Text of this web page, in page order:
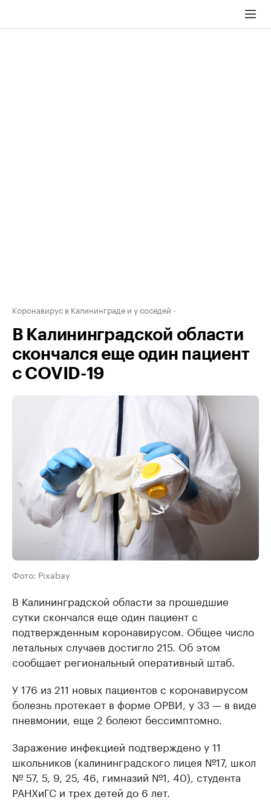
Коронавирус в Калининграде и у соседей
В Калининградской области
скончался еще один пациент
с COVID-19
Фото: Pixabay
В Калининградской области за прошедшие
сутки скончался еще один пациент с
подтвержденным коронавирусом. Общее число
летальных случаев достигло 215. Об этом
сообщает региональный оперативный штаб.
У 176 из 211 новых пациентов с коронавирусом
болезнь протекает в форме ОРВИ, у 33 — в виде
пневмонии, еще 2 болеют бессимптомно.
Заражение инфекцией подтверждено у 11
школьников (калининградского лицея №17, школ
№ 57, 5, 9, 25, 46, гимназий №1, 40), студента
РАНХиГС и трех детей до 6 лет.